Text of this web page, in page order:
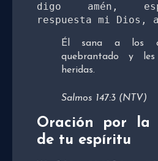
digo amén,
respuesta mi Dios,
Él sana a los
quebrantado y
heridas.
Salmos 147:3 (NTV)
Oración por la
de tu espíritu